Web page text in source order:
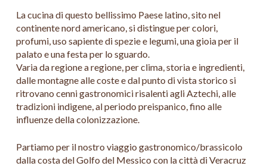
La cucina di questo bellissimo Paese latino, sito nel
continente nord americano, si distingue per colori,
profumi, uso sapiente di spezie e legumi, una gioia per il
palato e una festa per lo sguardo.
Varia da regione a regione, per clima, storia e ingredienti,
dalle montagne alle coste e dal punto di vista storico si
ritrovano cenni gastronomici risalenti agli Aztechi, alle
tradizioni indigene, al periodo preispanico, fino alle
influenze della colonizzazione.
Partiamo per il nostro viaggio gastronomico/brassicolo
dalla costa del Golfo del Messico con la città di Veracruz